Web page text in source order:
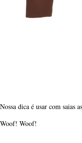
Nossa dica é usar com saias
Woof! Woof!